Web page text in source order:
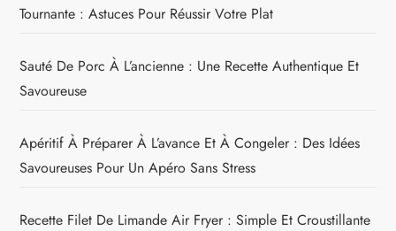
Tournante : Astuces Pour Réussir Votre Plat
Sauté De Porc À L’ancienne : Une Recette Authentique Et
Savoureuse
Apéritif À Préparer À L’avance Et À Congeler : Des Idées
Savoureuses Pour Un Apéro Sans Stress
Recette Filet De Limande Air Fryer : Simple Et Croustillante